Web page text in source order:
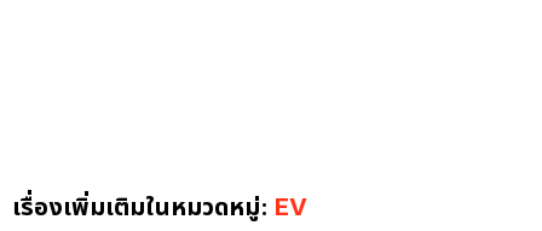
เรื่องเพิ่มเติมในหมวดหมู่: EV